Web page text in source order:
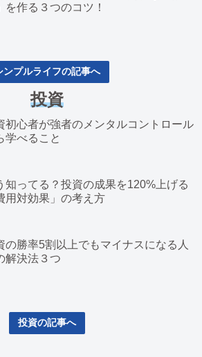
を作る３つのコツ！
ンプルライフの記事へ
投資
初心者が強者のメンタルコントロール
学べること
知ってる？投資の成果を120%上げる
用対効果」の考え方
の勝率5割以上でもマイナスになる人
解決法３つ
投資の記事へ